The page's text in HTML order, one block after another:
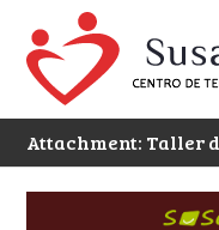
Attachment: Taller